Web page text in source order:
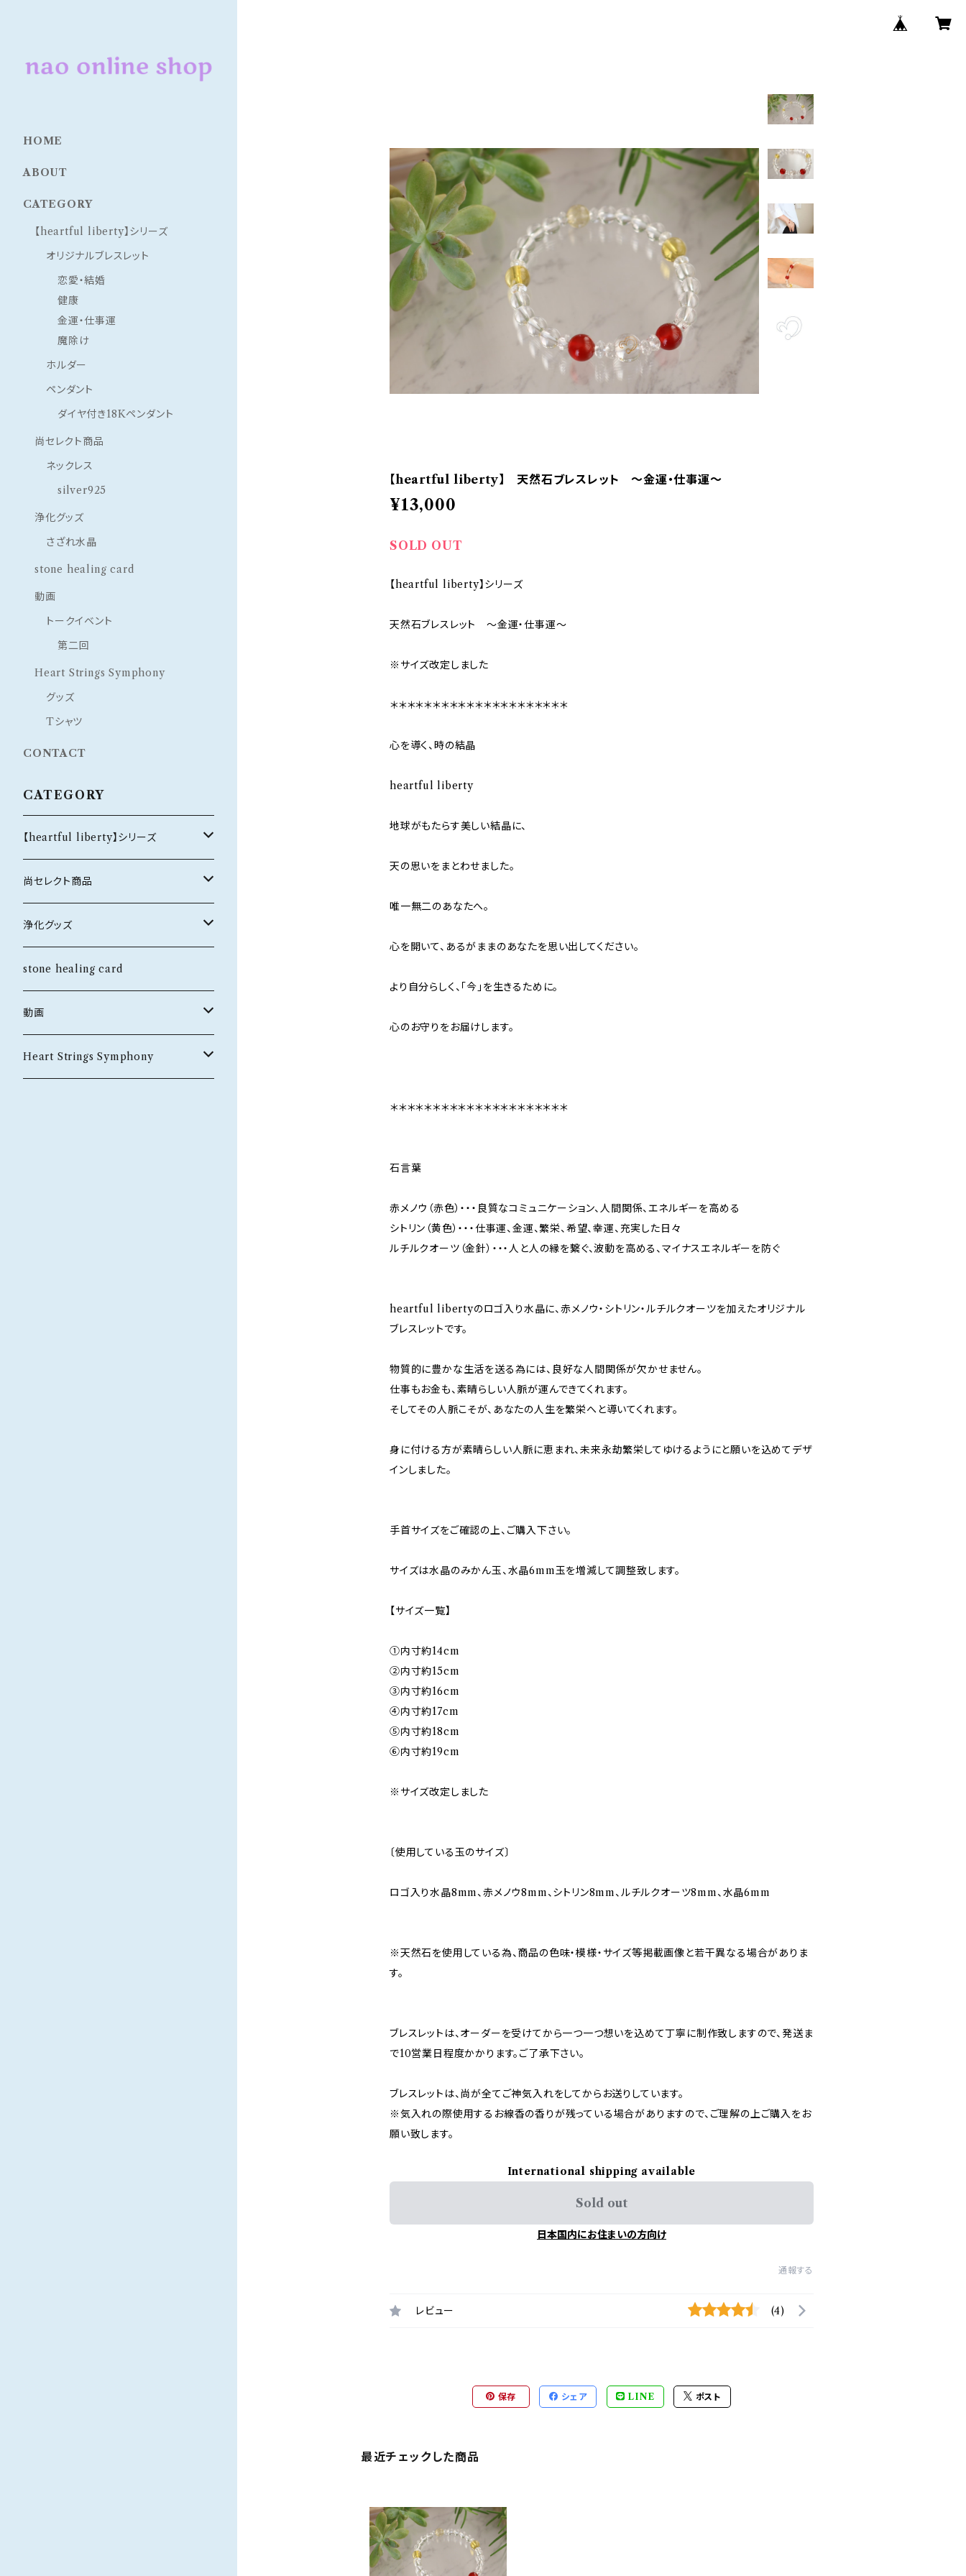
【heartful liberty】 天然石ブレスレット 〜金運・仕事運〜
¥13,000
SOLD OUT
【heartful liberty】シリーズ
天然石ブレスレット 〜金運・仕事運〜
※サイズ改定しました
＊＊＊＊＊＊＊＊＊＊＊＊＊＊＊＊＊＊＊＊＊
心を導く、時の結晶
heartful liberty
地球がもたらす美しい結晶に、
天の思いをまとわせました。
唯一無二のあなたへ。
心を開いて、あるがままのあなたを思い出してください。
より自分らしく、「今」を生きるために。
心のお守りをお届けします。
＊＊＊＊＊＊＊＊＊＊＊＊＊＊＊＊＊＊＊＊＊
石言葉
赤メノウ（赤色）・・・良質なコミュニケーション、人間関係、エネルギーを高める
シトリン（黄色）・・・仕事運、金運、繁栄、希望、幸運、充実した日々
ルチルクオーツ（金針）・・・人と人の縁を繋ぐ、波動を高める、マイナスエネルギーを防ぐ
heartful libertyのロゴ入り水晶に、赤メノウ・シトリン・ルチルクオーツを加えたオリジナル
ブレスレットです。
物質的に豊かな生活を送る為には、良好な人間関係が欠かせません。
仕事もお金も、素晴らしい人脈が運んできてくれます。
そしてその人脈こそが、あなたの人生を繁栄へと導いてくれます。
身に付ける方が素晴らしい人脈に恵まれ、未来永劫繁栄してゆけるようにと願いを込めてデザ
インしました。
手首サイズをご確認の上、ご購入下さい。
サイズは水晶のみかん玉、水晶6mm玉を増減して調整致します。
【サイズ一覧】
①内寸約14cm
②内寸約15cm
③内寸約16cm
④内寸約17cm
⑤内寸約18cm
⑥内寸約19cm
※サイズ改定しました
〔使用している玉のサイズ〕
ロゴ入り水晶8mm、赤メノウ8mm、シトリン8mm、ルチルクオーツ8mm、水晶6mm
※天然石を使用している為、商品の色味・模様・サイズ等掲載画像と若干異なる場合がありま
す。
ブレスレットは、オーダーを受けてから一つ一つ想いを込めて丁寧に制作致しますので、発送ま
で10営業日程度かかります。ご了承下さい。
ブレスレットは、尚が全てご神気入れをしてからお送りしています。
※気入れの際使用するお線香の香りが残っている場合がありますので、ご理解の上ご購入をお
願い致します。
International shipping available
Sold out
日本国内にお住まいの方向け
通報する
レビュー (4)
保存 シェア LINE ポスト
最近チェックした商品
HOME
ABOUT
CATEGORY
【heartful liberty】シリーズ
オリジナルブレスレット
恋愛・結婚
健康
金運・仕事運
魔除け
ホルダー
ペンダント
ダイヤ付き18Kペンダント
尚セレクト商品
ネックレス
silver925
浄化グッズ
さざれ水晶
stone healing card
動画
トークイベント
第二回
Heart Strings Symphony
グッズ
Tシャツ
CONTACT
CATEGORY
【heartful liberty】シリーズ
オリジナルブレスレット
恋愛・結婚
ホルダー
ペンダント
ダイヤ付き18Kペンダント
尚セレクト商品
ネックレス
silver925
浄化グッズ
さざれ水晶
stone healing card
動画
トークイベント
Heart Strings Symphony